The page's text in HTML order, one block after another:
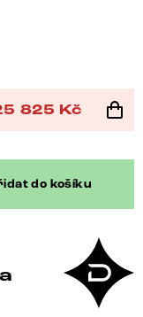
825 Kč
do košíku